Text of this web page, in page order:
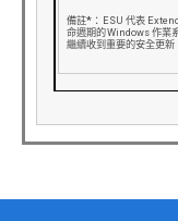
備註* ：ESU 代表
命週期的Windows 作業
繼續收到重要的安全更新